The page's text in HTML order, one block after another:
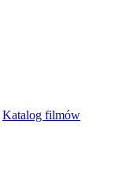
Katalog filmów